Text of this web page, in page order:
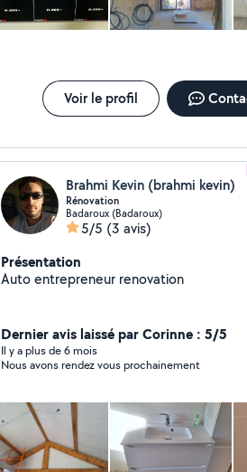
Voir le profil
Brahmi Kevin (brahmi kevin)
Rénovation
Badaroux (Badaroux)
5/5 (3 avis)
Présentation
Auto entrepreneur renovation
Dernier avis laissé par Corinne : 5/5
Il y a plus de 6 mois
Nous avons rendez vous prochainement